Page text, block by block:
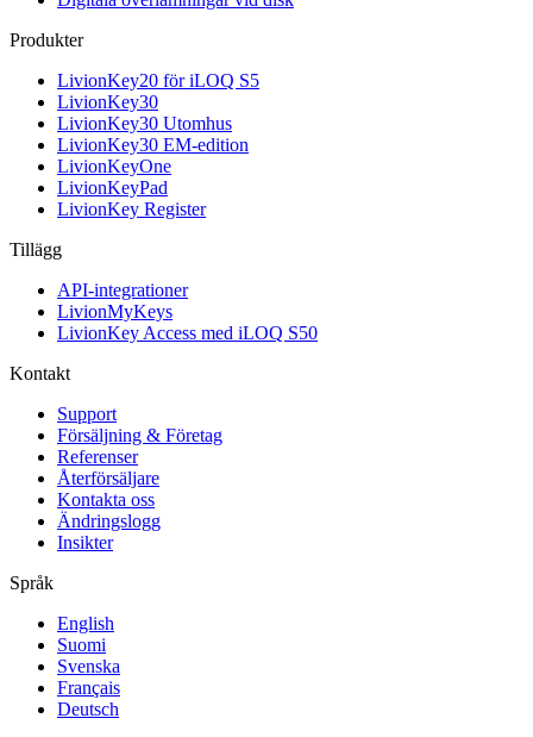
Produkter
LivionKey20 för iLOQ S5
LivionKey30
LivionKey30 Utomhus
LivionKey30 EM-edition
LivionKeyOne
LivionKeyPad
LivionKey Register
Tillägg
API-integrationer
LivionMyKeys
LivionKey Access med iLOQ S50
Kontakt
Support
Försäljning & Företag
Referenser
Återförsäljare
Kontakta oss
Ändringslogg
Insikter
Språk
English
Suomi
Svenska
Français
Deutsch